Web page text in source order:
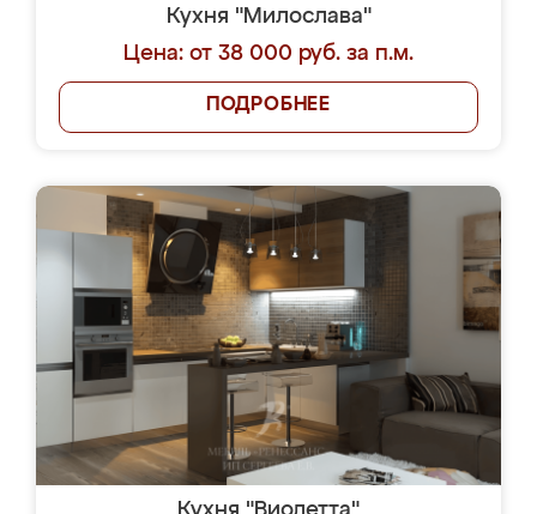
Кухня "Милослава"
Цена: от 38 000 руб. за п.м.
ПОДРОБНЕЕ